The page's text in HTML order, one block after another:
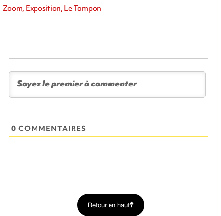
Zoom, Exposition, Le Tampon
0 COMMENTAIRES
Retour en haut